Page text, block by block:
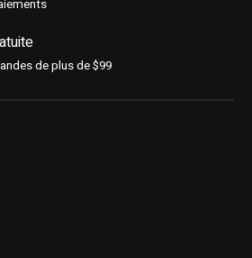
de plus de $99